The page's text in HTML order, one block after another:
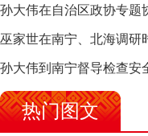
热门图文